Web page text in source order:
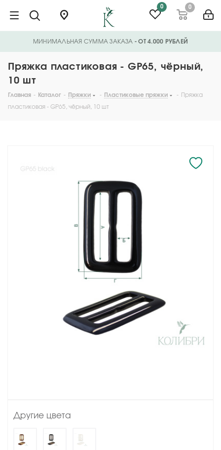
0 0
МИНИМАЛЬНАЯ СУММА ЗАКАЗА - ОТ 4.000 РУБЛЕЙ
Пряжка пластиковая - GP65, чёрный,
10 шт
Главная - Каталог - Пряжки - Пластиковые пряжки - Пряжка
пластиковая - GP65, чёрный, 10 шт
Другие цвета